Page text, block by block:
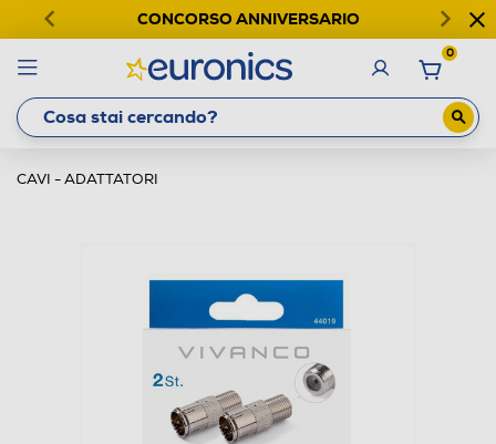
CONCORSO ANNIVERSARIO
0
CAVI - ADATTATORI